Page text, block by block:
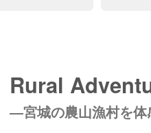
Rural
―宮城の農山漁村を体